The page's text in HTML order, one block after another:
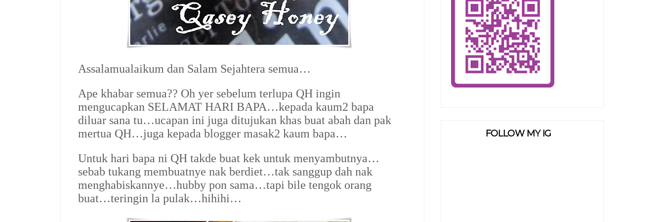
Assalamualaikum dan Salam Sejahtera semua…
Ape khabar semua?? Oh yer sebelum terlupa QH ingin
mengucapkan SELAMAT HARI BAPA…kepada kaum2 bapa
diluar sana tu…ucapan ini juga ditujukan khas buat abah dan pak
mertua QH…juga kepada blogger masak2 kaum bapa…
Untuk hari bapa ni QH takde buat kek untuk menyambutnya…
sebab tukang membuatnye nak berdiet…tak sanggup dah nak
menghabiskannye…hubby pon sama…tapi bile tengok orang
buat…teringin la pulak…hihihi…
FOLLOW MY IG